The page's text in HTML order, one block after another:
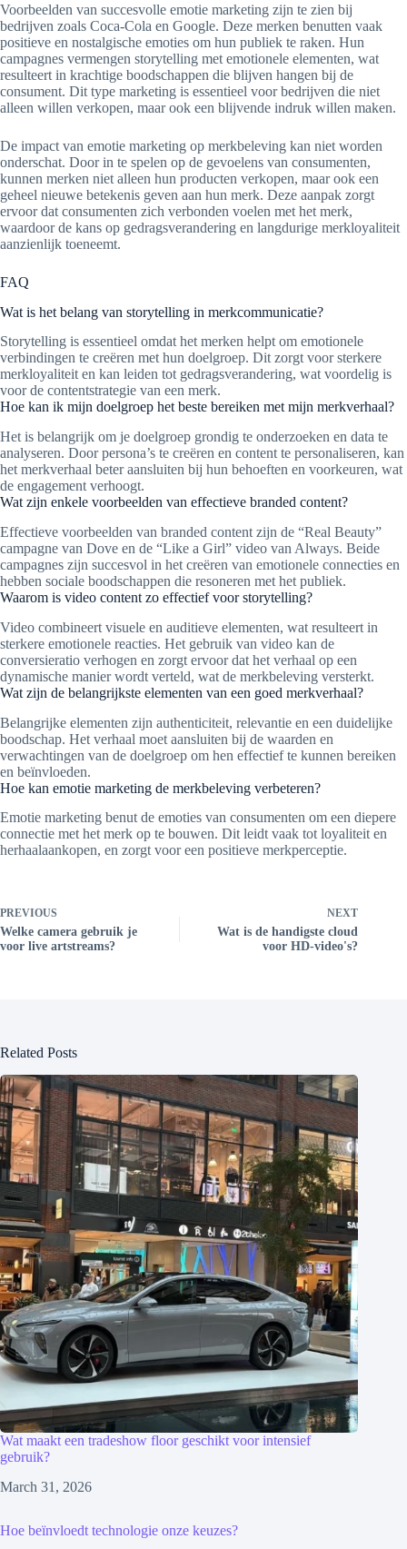
Voorbeelden van succesvolle emotie marketing zijn te zien bij
bedrijven zoals Coca-Cola en Google. Deze merken benutten vaak
positieve en nostalgische emoties om hun publiek te raken. Hun
campagnes vermengen storytelling met emotionele elementen, wat
resulteert in krachtige boodschappen die blijven hangen bij de
consument. Dit type marketing is essentieel voor bedrijven die niet
alleen willen verkopen, maar ook een blijvende indruk willen maken.
De impact van emotie marketing op merkbeleving kan niet worden
onderschat. Door in te spelen op de gevoelens van consumenten,
kunnen merken niet alleen hun producten verkopen, maar ook een
geheel nieuwe betekenis geven aan hun merk. Deze aanpak zorgt
ervoor dat consumenten zich verbonden voelen met het merk,
waardoor de kans op gedragsverandering en langdurige merkloyaliteit
aanzienlijk toeneemt.
FAQ
Wat is het belang van storytelling in merkcommunicatie?
Storytelling is essentieel omdat het merken helpt om emotionele
verbindingen te creëren met hun doelgroep. Dit zorgt voor sterkere
merkloyaliteit en kan leiden tot gedragsverandering, wat voordelig is
voor de contentstrategie van een merk.
Hoe kan ik mijn doelgroep het beste bereiken met mijn merkverhaal?
Het is belangrijk om je doelgroep grondig te onderzoeken en data te
analyseren. Door persona’s te creëren en content te personaliseren, kan
het merkverhaal beter aansluiten bij hun behoeften en voorkeuren, wat
de engagement verhoogt.
Wat zijn enkele voorbeelden van effectieve branded content?
Effectieve voorbeelden van branded content zijn de “Real Beauty”
campagne van Dove en de “Like a Girl” video van Always. Beide
campagnes zijn succesvol in het creëren van emotionele connecties en
hebben sociale boodschappen die resoneren met het publiek.
Waarom is video content zo effectief voor storytelling?
Video combineert visuele en auditieve elementen, wat resulteert in
sterkere emotionele reacties. Het gebruik van video kan de
conversieratio verhogen en zorgt ervoor dat het verhaal op een
dynamische manier wordt verteld, wat de merkbeleving versterkt.
Wat zijn de belangrijkste elementen van een goed merkverhaal?
Belangrijke elementen zijn authenticiteit, relevantie en een duidelijke
boodschap. Het verhaal moet aansluiten bij de waarden en
verwachtingen van de doelgroep om hen effectief te kunnen bereiken
en beïnvloeden.
Hoe kan emotie marketing de merkbeleving verbeteren?
Emotie marketing benut de emoties van consumenten om een diepere
connectie met het merk op te bouwen. Dit leidt vaak tot loyaliteit en
herhaalaankopen, en zorgt voor een positieve merkperceptie.
PREVIOUS
Welke camera gebruik je
voor live artstreams?
NEXT
Wat is de handigste cloud
voor HD-video's?
Related Posts
Wat maakt een tradeshow floor geschikt voor intensief
gebruik?
March 31, 2026
Hoe beïnvloedt technologie onze keuzes?